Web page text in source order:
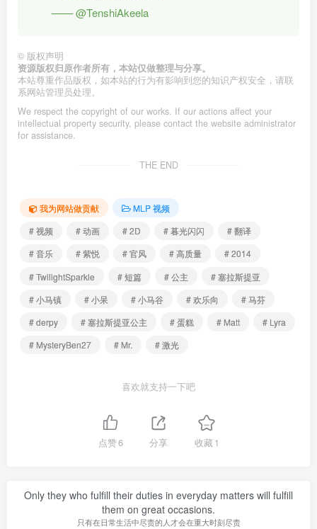
—— @TenshiAkeela
© 版权声明
资源版权归原作者所有，本站仅做整理与分享。
本站尊重作品版权，如本站的行为有影响到您的知识产权安全，请联
系网站管理员处理。
We respect the copyright of our works. If our actions affect your
intellectual property security, please contact the website administrator
for assistance.
THE END
我为网站做贡献
MLP 视频
# 视频
# 动画 # 2D # 暮光闪闪
# 翻译
# 音乐
# 紫悦 # 官风 # 高质量
# 2014
# TwilightSparkle
# 短篇 # 公主
# 塞拉斯提亚
# 小马镇
# 小呆 # 小马谷 # 欢乐向
# 马芬
# derpy
# 塞拉斯提亚公主 # 蛋糕 # Matt
# Lyra
# MysteryBen27
# Mr. # 激光
喜欢就支持一下吧
点赞6 分享 收藏1
Only they who fulfill their duties in everyday matters will fulfill
them on great occasions.
只有在日常生活中尽责的人才会在重大时刻尽责